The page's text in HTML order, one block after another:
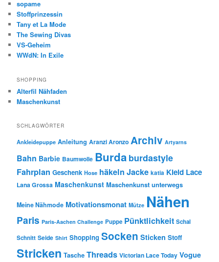
sopame
Stoffprinzessin
Tany et La Mode
The Sewing Divas
VS-Geheim
WWdN: In Exile
SHOPPING
Alterfil Nähfaden
Maschenkunst
SCHLAGWÖRTER
Ankleidepuppe Anleitung Aranzi Aronzo Archiv Artyarns
Bahn Barbie Baumwolle Burda burdastyle
Fahrplan Geschenk Hose häkeln Jacke katia Kleid Lace
Lana Grossa Maschenkunst Maschenkunst unterwegs
Meine Nähmode Motivationsmonat Mütze Nähen
Paris Paris-Aachen Challenge Puppe Pünktlichkeit Schal
Schnitt Seide Shirt Shopping Socken Sticken Stoff
Stricken Tasche Threads Victorian Lace Today Vogue